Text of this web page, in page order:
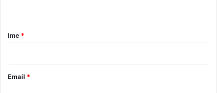
r
a
g
S
a
v
rIme *
Email *